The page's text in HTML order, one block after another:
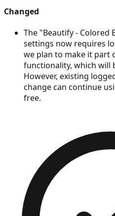
Changed
The "Beautify - Colored
settings now requires
we plan to make it part
functionality, which will
However, existing
change can continue
free.